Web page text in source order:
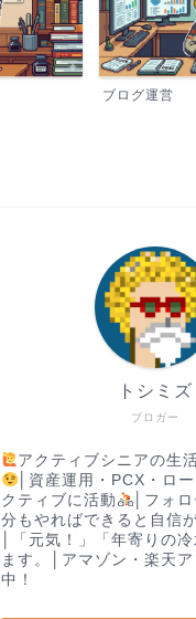
PC･Gadget･
ブロガー
トシミズ
アクティブシニアの生
│資産運用・PCX・ロ
クティブに活動
│フォ
分もやればできると自信
│「元気！」「年寄りの
ます。│アマゾン・楽天
中！